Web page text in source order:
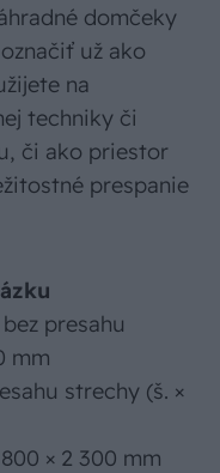
domčeky
už ako
na
techniky či
či ako priestor
prespanie
presahu
mm
strechy (š. ×
× 2 300 mm